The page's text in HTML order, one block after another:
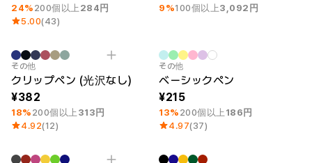
24% 200個以上 284円
5.00(43)
9%100個以上3,092円
最小注文数量 1個
その他
クリップペン (光沢なし)
382
18% 200個以上 313円
4.92(12)
最小注文数量 1個
その他
ベーシックペン
215
13% 200個以上 186円
4.97(37)